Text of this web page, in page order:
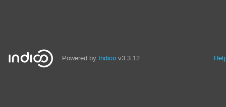
Powered by Indico v3.3.12